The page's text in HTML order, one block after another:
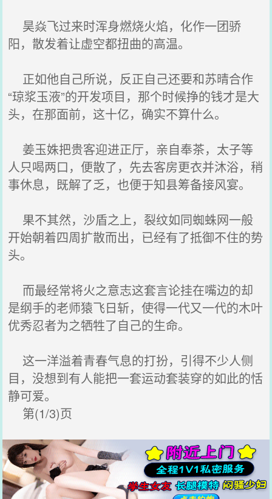
昊焱飞过来时浑身燃烧火焰，化作一团骄
阳，散发着让虚空都扭曲的高温。
正如他自己所说，反正自己还要和苏晴合作
“琼浆玉液”的开发项目，那个时候挣的钱才是大
头，在那面前，这十亿，确实不算什么。
姜玉姝把贵客迎进正厅，亲自奉茶，太子等
人只喝两口，便散了，先去客房更衣并沐浴，稍
事休息，既解了乏，也便于知县筹备接风宴。
果不其然，沙盾之上，裂纹如同蜘蛛网一般
开始朝着四周扩散而出，已经有了抵御不住的势
头。
而最经常将火之意志这套言论挂在嘴边的却
是纲手的老师猿飞日斩，使得一代又一代的木叶
优秀忍者为之牺牲了自己的生命。
这一洋溢着青春气息的打扮，引得不少人侧
目，没想到有人能把一套运动套装穿的如此的恬
静可爱。
第(1/3)页